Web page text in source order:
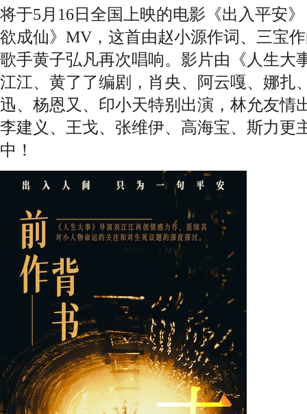
将于5月16日全国上映的电影《出入平安
欲成仙》MV，这首由赵小源作词、三宝
歌手黄子弘凡再次唱响。影片由《人生大
江江、黄了了编剧，肖央、阿云嘎、娜扎
迅、杨恩又、印小天特别出演，林允友情
李建义、王戈、张维伊、高海宝、斯力更
中！